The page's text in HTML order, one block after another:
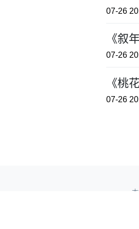
07-26
《叙
07-26
《桃
07-26